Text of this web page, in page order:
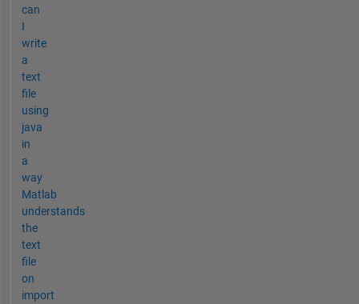
can
I
write
a
text
file
using
java
in
a
way
Matlab
understands
the
text
file
on
import